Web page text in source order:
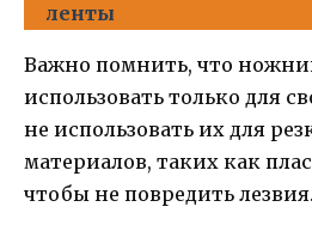
ленты
Важно помнить, что
использовать только для
не использовать их для
материалов, таких как
чтобы не повредить лезвия.